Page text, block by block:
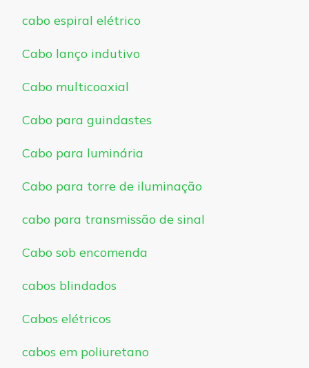
cabo espiral elétrico
Cabo lanço indutivo
Cabo multicoaxial
Cabo para guindastes
Cabo para luminária
Cabo para torre de iluminação
cabo para transmissão de sinal
Cabo sob encomenda
cabos blindados
Cabos elétricos
cabos em poliuretano